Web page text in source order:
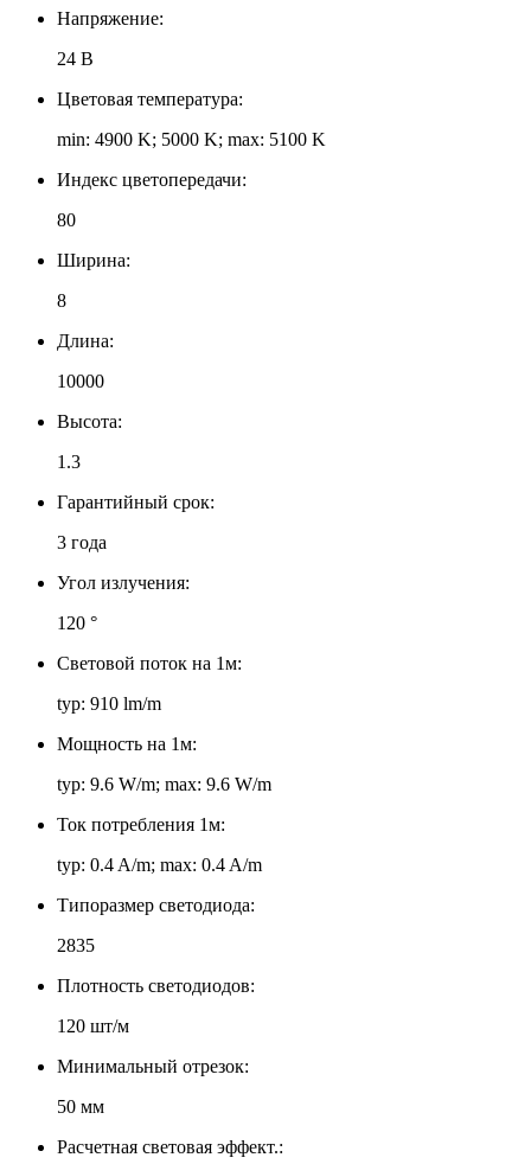
Напряжение:
24 В
Цветовая температура:
min: 4900 K; 5000 K; max: 5100 K
Индекс цветопередачи:
80
Ширина:
8
Длина:
10000
Высота:
1.3
Гарантийный срок:
3 года
Угол излучения:
120 °
Световой поток на 1м:
typ: 910 lm/m
Мощность на 1м:
typ: 9.6 W/m; max: 9.6 W/m
Ток потребления 1м:
typ: 0.4 A/m; max: 0.4 A/m
Типоразмер светодиода:
2835
Плотность светодиодов:
120 шт/м
Минимальный отрезок:
50 мм
Расчетная световая эффект.: